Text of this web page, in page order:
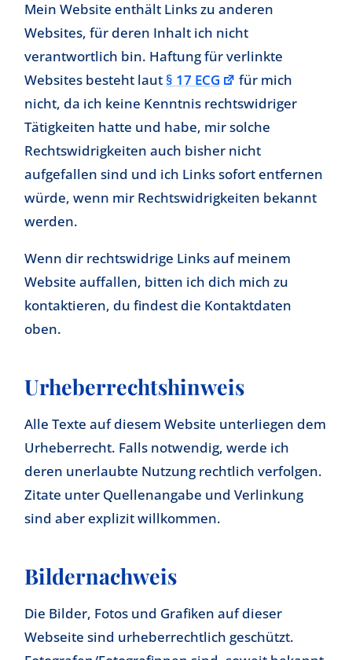
Mein Website enthält Links zu anderen
Websites, für deren Inhalt ich nicht
verantwortlich bin. Haftung für verlinkte
Websites besteht laut § 17 ECG
für mich
nicht, da ich keine Kenntnis rechtswidriger
Tätigkeiten hatte und habe, mir solche
Rechtswidrigkeiten auch bisher nicht
aufgefallen sind und ich Links sofort entfernen
würde, wenn mir Rechtswidrigkeiten bekannt
werden.
Wenn dir rechtswidrige Links auf meinem
Website auffallen, bitten ich dich mich zu
kontaktieren, du findest die Kontaktdaten
oben.
Urheberrechtshinweis
Alle Texte auf diesem Website unterliegen dem
Urheberrecht. Falls notwendig, werde ich
deren unerlaubte Nutzung rechtlich verfolgen.
Zitate unter Quellenangabe und Verlinkung
sind aber explizit willkommen.
Bildernachweis
Die Bilder, Fotos und Grafiken auf dieser
Webseite sind urheberrechtlich geschützt.